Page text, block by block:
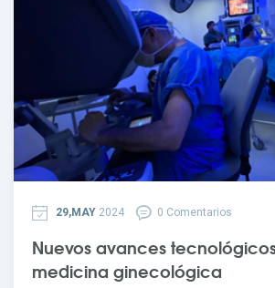
29,MAY 2024 0 Comentarios
Nuevos avances
medicina ginecológica